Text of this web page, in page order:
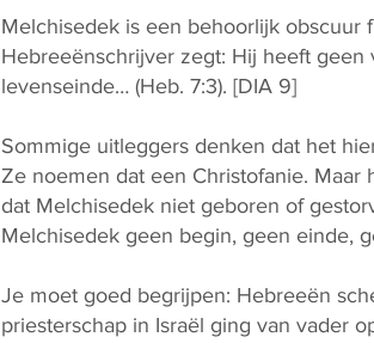
Melchisedek is een behoorlijk obscuur
Hebreeënschrijver zegt: Hij heeft
levenseinde… (Heb. 7:3). [DIA 9]
Sommige uitleggers denken dat het
Ze noemen dat een Christofanie.
dat Melchisedek niet geboren of
Melchisedek geen begin, geen einde,
Je moet goed begrijpen: Hebreeën
priesterschap in Israël ging van vader